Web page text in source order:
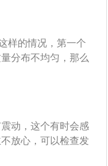
应调整;架起前桥试
换。踩刹车时用力
踩刹车时用力猛、
机和变速箱的固定
由于摩擦、碰撞或
，方向盘会抖动，
车辆传动系统引起
，则应进行调整；
。如果变形，则更
样的情况，第一个
分布不均匀，那么
之所以会出现问
抖动的情况。如果
衡，如果有必要，
是出现了这样的问
会带来结构之间的
大，但是如果车辆
动，这个有时会感
放心，可以检查发
是否裂纹、螺丝是